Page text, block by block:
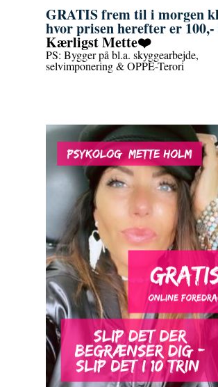
GRATIS frem til i morgen
hvor prisen herefter er
Kærligst Mette❤️
PS: Bygger på bl.a. skyggearbejde,
selvimponering & OPPE-Terori